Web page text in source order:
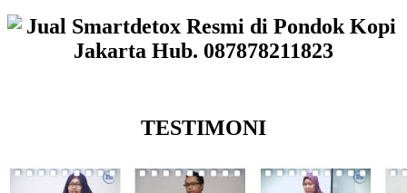
TESTIMONI